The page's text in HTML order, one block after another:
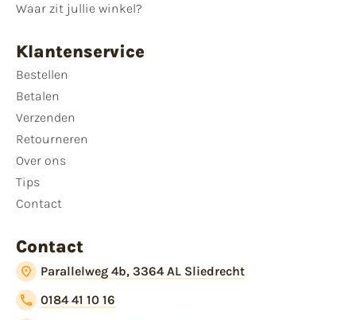
Waar zit jullie winkel?
Klantenservice
Bestellen
Betalen
Verzenden
Retourneren
Over ons
Tips
Contact
Contact
Parallelweg 4b, 3364 AL Sliedrecht
0184 41 10 16